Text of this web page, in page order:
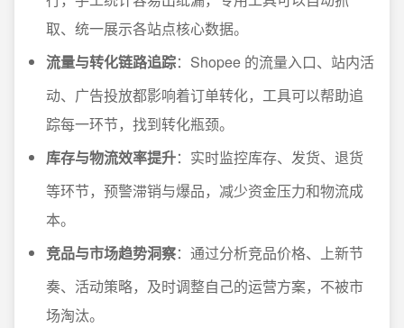
取、统一展示各站点核心数据。
流量与转化链路追踪：Shopee 的流量入口、站内活
动、广告投放都影响着订单转化，工具可以帮助追
踪每一环节，找到转化瓶颈。
库存与物流效率提升：实时监控库存、发货、退货
等环节，预警滞销与爆品，减少资金压力和物流成
本。
竞品与市场趋势洞察：通过分析竞品价格、上新节
奏、活动策略，及时调整自己的运营方案，不被市
场淘汰。